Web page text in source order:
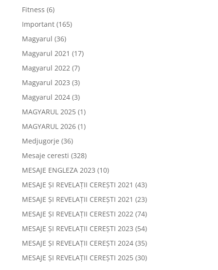
Fitness (6)
Important(165)
Magyarul (36)
Magyarul 2021 (17)
Magyarul 2022(7)
Magyarul 2023 (3)
Magyarul 2024(3)
MAGYARUL 2025(1)
MAGYARUL 2026(1)
Medjugorje (36)
Mesaje ceresti (328)
MESAJE ENGLEZA 2023 (10)
MESAJE ȘI REVELAȚII CEREȘTI 2021 (43)
MESAJE ȘI REVELAȚII CEREȘTI 2021 (23)
MESAJE ȘI REVELAȚII CERESTI 2022(74)
MESAJE ȘI REVELAȚII CEREȘTI 2023 (54)
MESAJE ȘI REVELAȚII CEREȘTI 2024(35)
MESAJE ȘI REVELAȚII CEREȘTI 2025(30)